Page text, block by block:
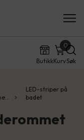
ButikkKurv
0
Søk
LED-striper på
badet